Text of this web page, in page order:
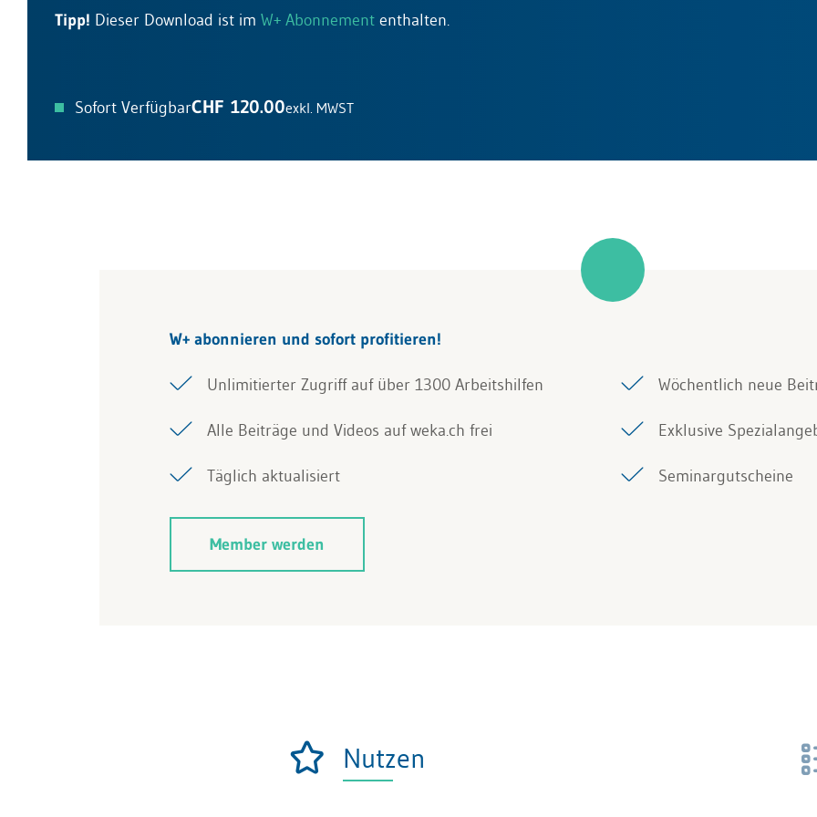
Tipp! Dieser Download ist im W+ Abonnement enthalten.
Sofort VerfügbarCHF 120.00exkl. MWST
W+ abonnieren und sofort profitieren!
Unlimitierter Zugriff auf über 1300 Arbeitshilfen
Alle Beiträge und Videos auf weka.ch frei
Täglich aktualisiert
Wöchentlich neue
Exklusive
Seminargutscheine
Member werden
Nutzen